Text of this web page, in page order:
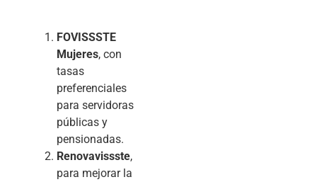
FOVISSSTE
Mujeres, con
tasas
preferenciales
para servidoras
públicas y
pensionadas.
Renovavissste,
para mejorar la